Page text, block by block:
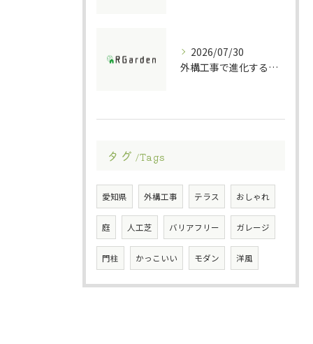
2026/07/30
外構工事で進化する防犯ポストの技術
タグ Tags
愛知県 外構工事 テラス おしゃれ
庭 人工芝 バリアフリー ガレージ
門柱 かっこいい モダン 洋風